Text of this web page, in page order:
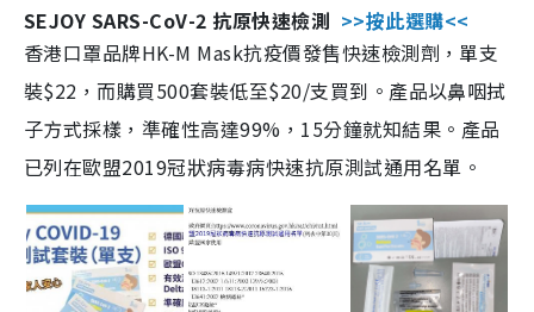
SEJOY SARS-CoV-2 抗原快速檢測 >>按此選購<<
香港口罩品牌HK-M Mask抗疫價發售快速檢測劑，單支
裝$22，而購買500套裝低至$20/支買到。產品以鼻咽拭
子方式採樣，準確性高達99%，15分鐘就知結果。產品
已列在歐盟2019冠狀病毒病快速抗原測試通用名單。